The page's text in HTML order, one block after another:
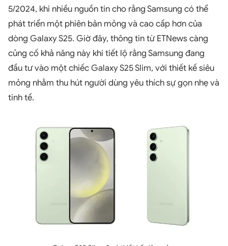
5/2024, khi nhiều nguồn tin cho rằng Samsung có thể
phát triển một phiên bản mỏng và cao cấp hơn của
dòng Galaxy S25. Giờ đây, thông tin từ ETNews càng
củng cố khả năng này khi tiết lộ rằng Samsung đang
đầu tư vào một chiếc Galaxy S25 Slim, với thiết kế siêu
mỏng nhằm thu hút người dùng yêu thích sự gọn nhẹ và
tinh tế.